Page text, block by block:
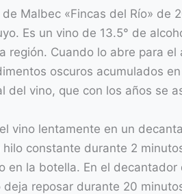
Malbec «Fincas del Río» de
Es un vino de 13.5° de
región. Cuando lo abre para el
oscuros acumulados
del vino, que con los años se
vino lentamente en un
constante durante 2
en la botella. En el decantador
reposar durante 20